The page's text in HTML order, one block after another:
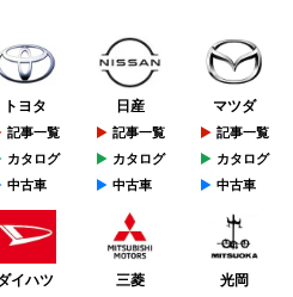
トヨタ
記事一覧
カタログ
中古車
日産
記事一覧
カタログ
中古車
マツダ
記事一覧
カタログ
中古車
イハツ 三菱 光岡